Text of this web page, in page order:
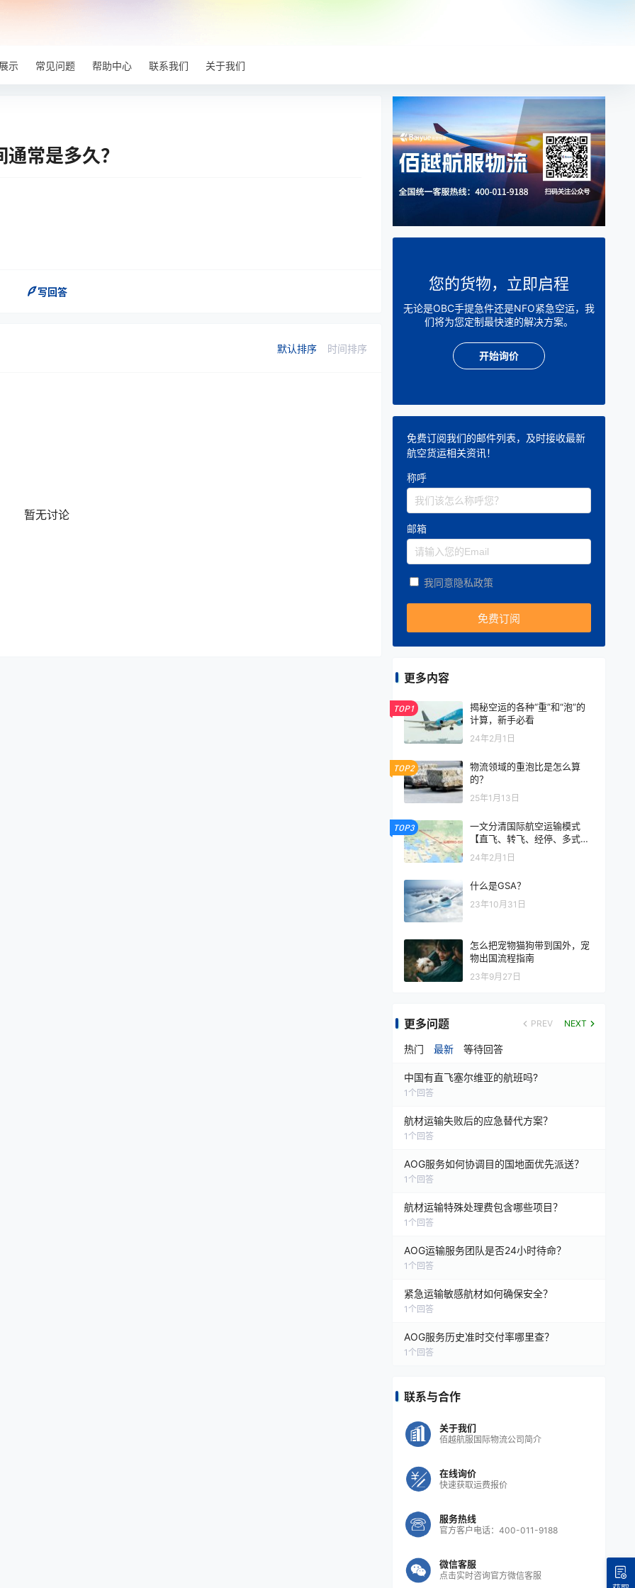
示 常见问题 帮助中心 联系我们 关于我们
常是多久？
写回答
默认排序 时间排序
暂无讨论
您的货物，立即启程
无论是OBC手提急件还是NFO紧急空运，我
们将为您定制最快速的解决方案。
开始询价
免费订阅我们的邮件列表，及时接收最新
航空货运相关资讯！
称呼
邮箱
我同意隐私政策
更多内容
TOP1
揭秘空运的各种“重”和“泡”的
计算，新手必看
24年2月1日
TOP2
物流领域的重泡比是怎么算
的？
25年1月13日
TOP3
一文分清国际航空运输模式
【直飞、转飞、经停、多式联
运】
24年2月1日
什么是GSA？
23年10月31日
怎么把宠物猫狗带到国外，宠
物出国流程指南
23年9月27日
更多问题 PREV NEXT
热门 最新 等待回答
中国有直飞塞尔维亚的航班吗?
1 个回答
航材运输失败后的应急替代方案？
1 个回答
AOG服务如何协调目的国地面优先派送？
1 个回答
航材运输特殊处理费包含哪些项目？
1 个回答
AOG运输服务团队是否24小时待命？
1 个回答
紧急运输敏感航材如何确保安全？
1 个回答
AOG服务历史准时交付率哪里查？
1 个回答
联系与合作
关于我们
佰越航服国际物流公司简介
在线询价
快速获取运费报价
服务热线
官方客户电话：400-011-9188
微信客服
点击实时咨询官方微信客服